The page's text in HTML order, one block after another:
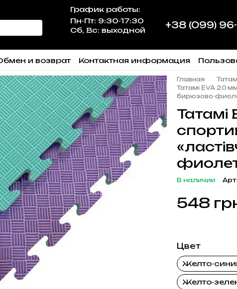
График работы:
Пн-Пт: 9:30-17:30
Сб, Вс: выходной
+38 (099)
и возврат Контактная информация
Главная
Татамі EVA 20 мм
бирюзово-
Татамі
В наличии
548
Цвет
Желто-
Желто-